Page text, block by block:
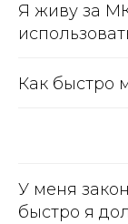
Я живу за
Как быстро
У меня
быстро я